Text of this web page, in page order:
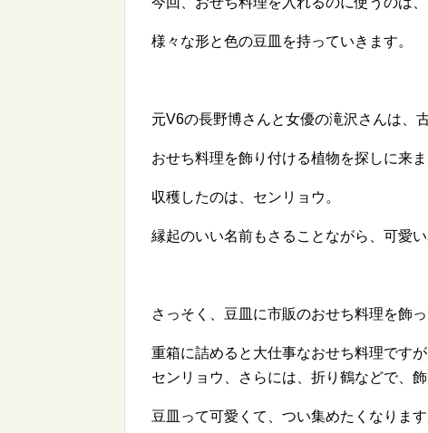
様々な形と色の豆皿を持っていきます。
元V6の長野博さんと女優の滝沢さんは、
おせち料理を飾り付ける植物を探しに来ま
収穫したのは、センリョウ。
縁起のいい名前もさることながら、可愛
さっそく、豆皿に市販のおせち料理を飾っ
重箱に詰めると大仕事なおせち料理です
センリョウ、さらには、折り鶴などで、
豆皿って可愛くて、つい集めたくなりま